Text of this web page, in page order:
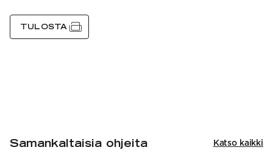
TULOSTA
Samankaltaisia ohjeita Katso kaikki